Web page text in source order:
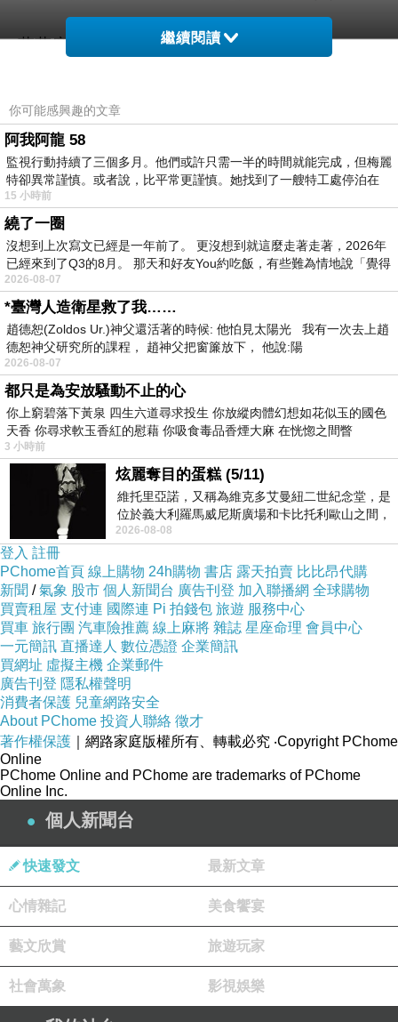
蓬蓬度假屋 (Casa Bonbon) 的介紹在下面
以下是 蓬蓬度假屋 (Casa Bonbon) 的介紹 如果
也跟我一樣喜歡不妨看看喔!
PS.若您家裡有0~4歲的小朋友，
費《迪士尼美語世界試用包》
↓↓↓限量特優價格按鈕↓↓↓
繼續閱讀
你可能感興趣的文章
阿我阿龍 58
監視行動持續了三個多月。他們或許只需一半的時間就能完成，但梅麗
特卻異常謹慎。或者說，比平常更謹慎。她找到了一艘特工處停泊在
15 小時前
繞了一圈
沒想到上次寫文已經是一年前了。 更沒想到就這麼走著走著，2026年
已經來到了Q3的8月。 那天和好友You約吃飯，有些難為情地說「覺得
2026-08-07
*臺灣人造衛星救了我……
趙德恕(Zoldos Ur.)神父還活著的時候: 他怕見太陽光 我有一次去上趙
德恕神父研究所的課程， 趙神父把窗簾放下， 他說:陽
2026-08-07
都只是為安放騷動不止的心
你上窮碧落下黃泉 四生六道尋求投生 你放縱肉體幻想如花似玉的國色
天香 你尋求軟玉香紅的慰藉 你吸食毒品香煙大麻 在恍惚之間瞥
3 小時前
炫麗奪目的蛋糕 (5/11)
維托里亞諾，又稱為維克多艾曼紐二世紀念堂，是
位於義大利羅馬威尼斯廣場和卡比托利歐山之間，
用以紀念統一義大利統一後的的第一位國
2026-08-08
登入 註冊
PChome首頁 線上購物 24h購物 書店 露天拍賣 比比昂代購
新聞 /氣象 股市 個人新聞台 廣告刊登 加入聯播網 全球購物
買賣租屋 支付連 國際連 Pi 拍錢包 旅遊 服務中心
買車 旅行團 汽車險推薦 線上麻將 雜誌 星座命理 會員中心
一元簡訊 直播達人 數位憑證 企業簡訊
買網址 虛擬主機 企業郵件
廣告刊登 隱私權聲明
消費者保護 兒童網路安全
About PChome 投資人聯絡 徵才
著作權保護 ｜網路家庭版權所有、轉載必究 ‧Copyright PChome
Online
PChome Online and PChome are trademarks of PChome
Online Inc.
個人新聞台
快速發文 最新文章
心情雜記 美食饗宴
藝文欣賞 旅遊玩家
社會萬象 影視娛樂